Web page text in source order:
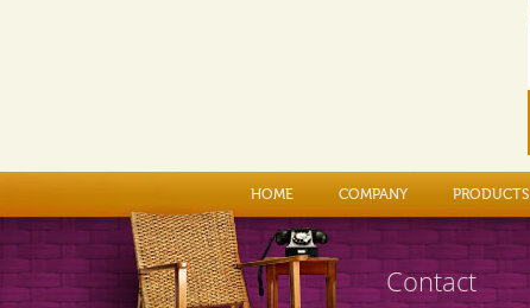
HOME COMPANY PRODUCTS
Contact